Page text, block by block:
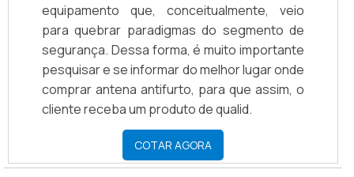
equipamento que, conceitualmente, veio
para quebrar paradigmas do segmento de
segurança. Dessa forma, é muito importante
pesquisar e se informar do melhor lugar onde
comprar antena antifurto, para que assim, o
cliente receba um produto de qualid.
COTAR AGORA